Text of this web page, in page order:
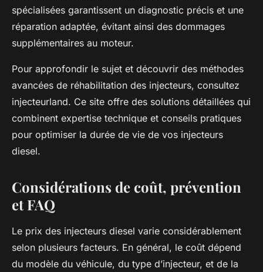
spécialisées garantissent un diagnostic précis et une
réparation adaptée, évitant ainsi des dommages
supplémentaires au moteur.
Pour approfondir le sujet et découvrir des méthodes
avancées de réhabilitation des injecteurs, consultez
injecteurland. Ce site offre des solutions détaillées qui
combinent expertise technique et conseils pratiques
pour optimiser la durée de vie de vos injecteurs
diesel.
Considérations de coût, prévention
et FAQ
Le prix des injecteurs diesel varie considérablement
selon plusieurs facteurs. En général, le coût dépend
du modèle du véhicule, du type d’injecteur, et de la